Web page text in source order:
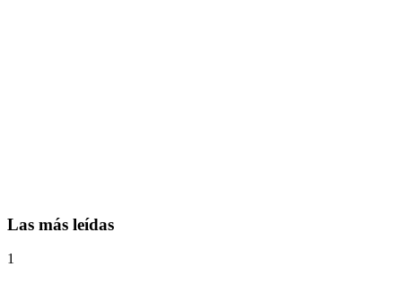
Las más leídas
1